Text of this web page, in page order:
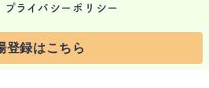
登録はこちら
プライバシーポリシー
Musashino. All rights reserved.